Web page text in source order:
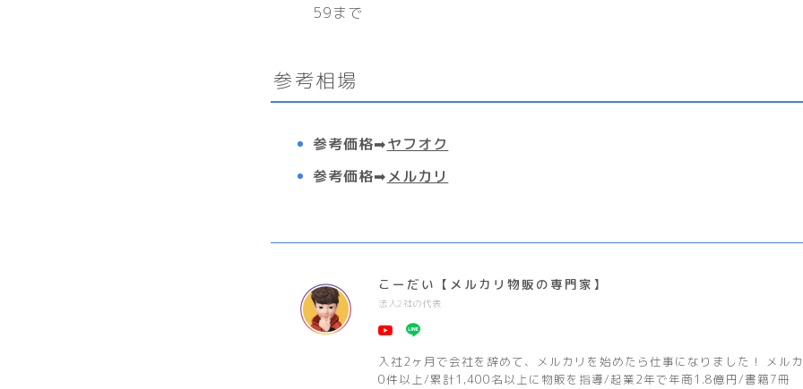
59まで
参考相場
参考価格➡ヤフオク
参考価格➡メルカリ
こーだい【メルカリ物販の専門家】
法人2社の代表
入社2ヶ月で会社を辞めて、メルカリを始めたら仕事になりました！ メル
0件以上/累計1,400名以上に物販を指導/起業2年で年商1.8億円/書籍7冊